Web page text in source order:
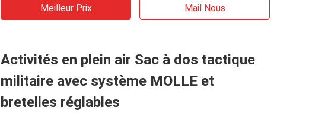
Meilleur Prix Mail Nous
Activités en plein air Sac à dos tactique
militaire avec système MOLLE et
bretelles réglables